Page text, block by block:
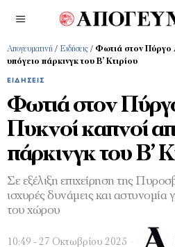
Απογευματινή / Ειδήσεις / Φωτιά στον Πύργο
υπόγειο πάρκινγκ του Β’ Κτιρίου
ΕΙΔΉΣΕΙΣ
Φωτιά στον
Πυκνοί καπνοί
πάρκινγκ του Β’
Σε εξέλιξη επιχείρηση της
ισχυρές δυνάμεις και αστυνομία
του χώρου
10:49 - 27 Οκτωβρίου 2025